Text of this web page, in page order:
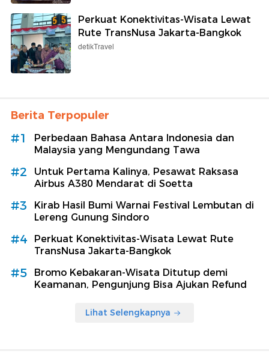
Perkuat Konektivitas-Wisata Lewat
Rute TransNusa Jakarta-Bangkok
detikTravel
Berita Terpopuler
#1
Perbedaan Bahasa Antara Indonesia dan
Malaysia yang Mengundang Tawa
#2
Untuk Pertama Kalinya, Pesawat Raksasa
Airbus A380 Mendarat di Soetta
#3
Kirab Hasil Bumi Warnai Festival Lembutan di
Lereng Gunung Sindoro
#4
Perkuat Konektivitas-Wisata Lewat Rute
TransNusa Jakarta-Bangkok
#5
Bromo Kebakaran-Wisata Ditutup demi
Keamanan, Pengunjung Bisa Ajukan Refund
Lihat Selengkapnya